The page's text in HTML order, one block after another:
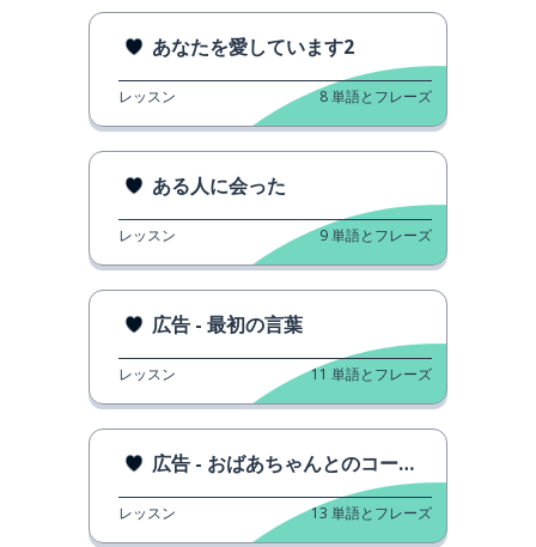
あなたを愛しています2
レッスン 8単語とフレーズ
ある人に会った
レッスン 9単語とフレーズ
広告 - 最初の言葉
レッスン 11 単語とフレーズ
広告 - おばあちゃんとのコーヒー
レッスン 13 単語とフレーズ